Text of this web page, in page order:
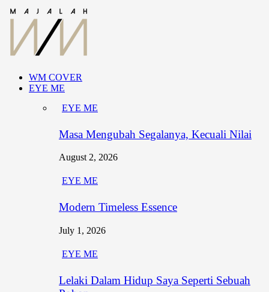
WM COVER
EYE ME
EYE ME
Masa Mengubah Segalanya, Kecuali Nilai
August 2, 2026
EYE ME
Modern Timeless Essence
July 1, 2026
EYE ME
Lelaki Dalam Hidup Saya Seperti Sebuah